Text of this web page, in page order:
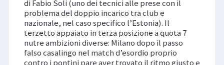
di Fabio Soli (uno dei tecnici alle prese con il
problema del doppio incarico tra club e
nazionale, nel caso specifico l’Estonia). Il
terzetto appaiato in terza posizione a quota 7
nutre ambizioni diverse: Milano dopo il passo
falso casalingo nel match d’esordio proprio
contro i pontini pare aver trovato il ritmo giusto e